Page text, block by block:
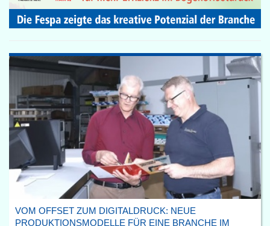
VOM OFFSET ZUM DIGITALDRUCK: NEUE
PRODUKTIONSMODELLE FÜR EINE BRANCHE IM